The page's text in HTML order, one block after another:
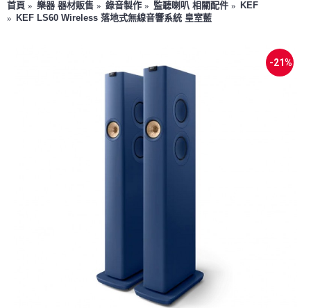
首頁 樂器 器材販售 錄音製作 監聽喇叭 相關配件
KEF
KEF LS60 Wireless 落地式無線音響系統 皇室藍
-21%